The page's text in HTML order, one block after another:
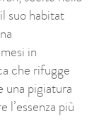
suo habitat
in
che rifugge
pigiatura
l’essenza più